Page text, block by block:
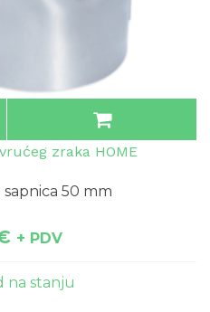
zraka HOME
50 mm
+ PDV
na stanju